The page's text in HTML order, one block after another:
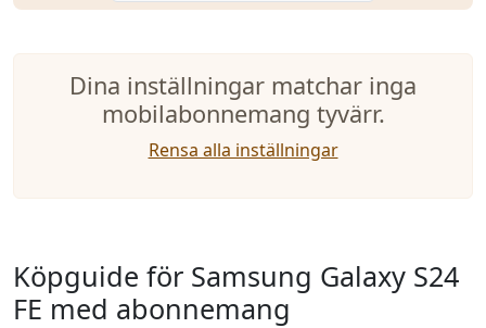
Dina inställningar matchar inga
mobilabonnemang tyvärr.
Rensa alla inställningar
Köpguide för Samsung Galaxy S24
FE med abonnemang